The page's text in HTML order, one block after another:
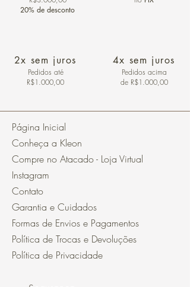
20% de desconto
2x sem juros
Pedidos até
R$1.000,00
4x sem juros
Pedidos acima
de R$1.000,00
Página Inicial
Conheça a Kleon
Compre no Atacado - Loja Virtual
Instagram
Contato
Garantia e Cuidados
Formas de Envios e Pagamentos
Política de Trocas e Devoluções
Política de Privacidade